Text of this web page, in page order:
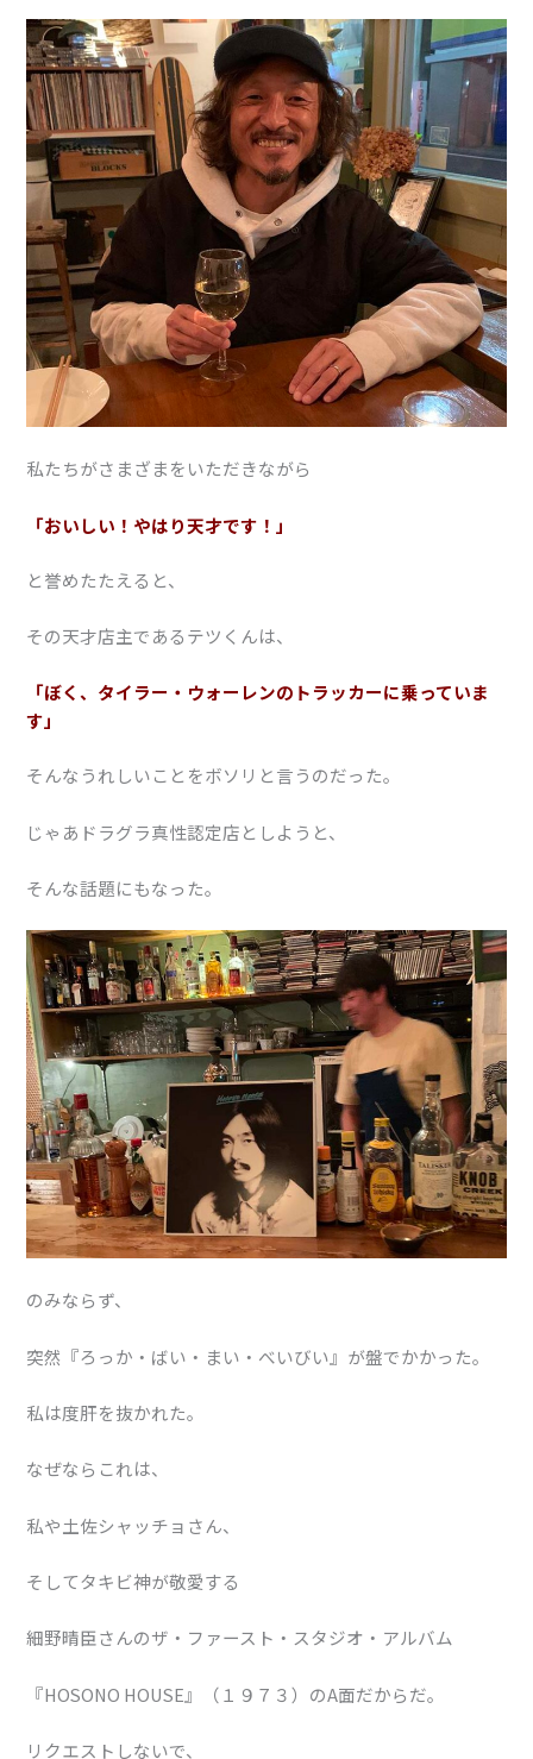
私たちがさまざまをいただきながら
「おいしい！やはり天才です！」
と誉めたたえると、
その天才店主であるテツくんは、
「ぼく、タイラー・ウォーレンのトラッカーに乗っていま
す」
そんなうれしいことをボソリと言うのだった。
じゃあドラグラ真性認定店としようと、
そんな話題にもなった。
のみならず、
突然『ろっか・ばい・まい・べいびい』が盤でかかった。
私は度肝を抜かれた。
なぜならこれは、
私や土佐シャッチョさん、
そしてタキビ神が敬愛する
細野晴臣さんのザ・ファースト・スタジオ・アルバム
『HOSONO HOUSE』（１９７３）のA面だからだ。
リクエストしないで、